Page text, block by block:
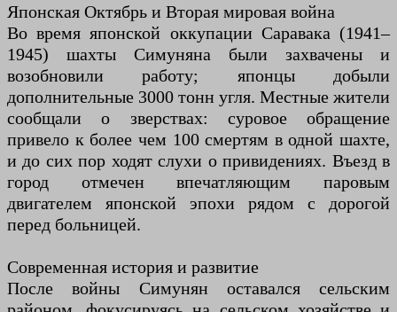
Японская Октябрь и Вторая мировая война
Во время японской оккупации Саравака (1941–
1945) шахты Симуняна были захвачены и
возобновили работу; японцы добыли
дополнительные 3000 тонн угля. Местные жители
сообщали о зверствах: суровое обращение
привело к более чем 100 смертям в одной шахте,
и до сих пор ходят слухи о привидениях. Въезд в
город отмечен впечатляющим паровым
двигателем японской эпохи рядом с дорогой
перед больницей.
Современная история и развитие
После войны Симунян оставался сельским